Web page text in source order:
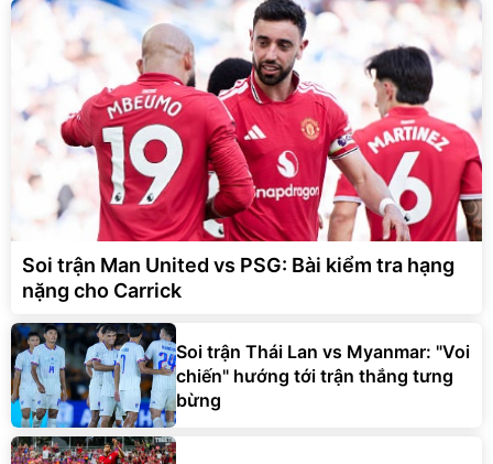
Soi trận Man United vs PSG: Bài kiểm tra hạng
nặng cho Carrick
Soi trận Thái Lan vs Myanmar: "Voi
chiến" hướng tới trận thắng tưng
bừng